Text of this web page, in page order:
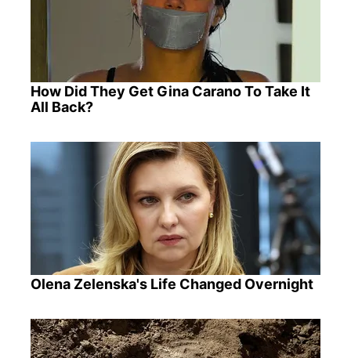
How Did They Get Gina Carano To Take It
All Back?
Olena Zelenska's Life Changed Overnight